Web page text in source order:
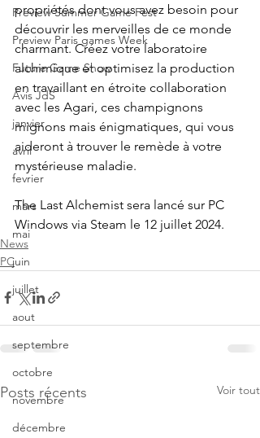
Preview Summer Game Fest
Preview Paris games Week
Future Game Show
Avis JdS
janvier
avril
fevrier
mars
mai
juin
juillet
aout
septembre
octobre
novembre
décembre
propriétés dont vous avez besoin pour
découvrir les merveilles de ce monde
charmant. Créez votre laboratoire
alchimique et optimisez la production
en travaillant en étroite collaboration
avec les Agari, ces champignons
mignons mais énigmatiques, qui vous
aideront à trouver le remède à votre
mystérieuse maladie.
The Last Alchemist sera lancé sur PC
Windows via Steam le 12 juillet 2024.
News
PC
Posts récents Voir tout